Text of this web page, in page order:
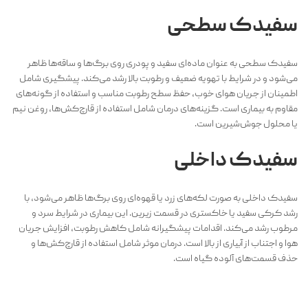
سفیدک سطحی
سفیدک سطحی به عنوان ماده‌ای سفید و پودری روی برگ‌ها و ساقه‌ها ظاهر
می‌شود و در شرایط با تهویه ضعیف و رطوبت بالا رشد می‌کند. پیشگیری شامل
اطمینان از جریان هوای خوب، حفظ سطح رطوبت مناسب و استفاده از گونه‌های
مقاوم به بیماری است. گزینه‌های درمان شامل استفاده از قارچ‌کش‌ها، روغن نیم
یا محلول جوش‌شیرین است.
سفیدک داخلی
سفیدک داخلی به صورت لکه‌های زرد یا قهوه‌ای روی برگ‌ها ظاهر می‌شود، با
رشد کرکی سفید یا خاکستری در قسمت زیرین. این بیماری در شرایط سرد و
مرطوب رشد می‌کند. اقدامات پیشگیرانه شامل کاهش رطوبت، افزایش جریان
هوا و اجتناب از آبیاری از بالا است. درمان موثر شامل استفاده از قارچ‌کش‌ها و
حذف قسمت‌های آلوده گیاه است.